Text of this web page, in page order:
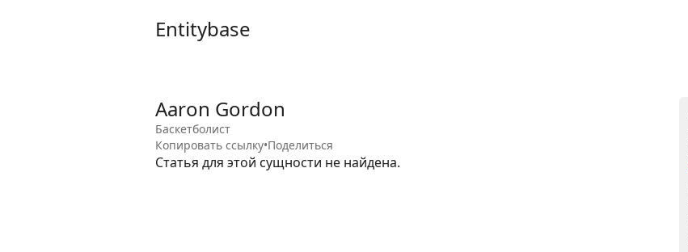
Entitybase
Aaron Gordon
Баскетболист
Копировать ссылку•Поделиться
Статья для этой сущности не найдена.